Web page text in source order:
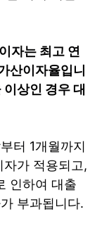
자는 최고 연
산이자율입니
상인 경우 대
터 1개월까지
가 적용되고,
인하여 대출
부과됩니다.